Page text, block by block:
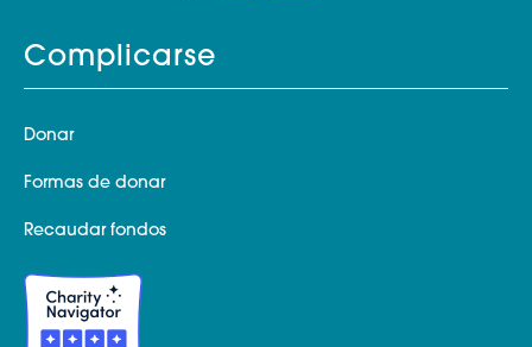
Complicarse
Donar
Formas de donar
Recaudar fondos